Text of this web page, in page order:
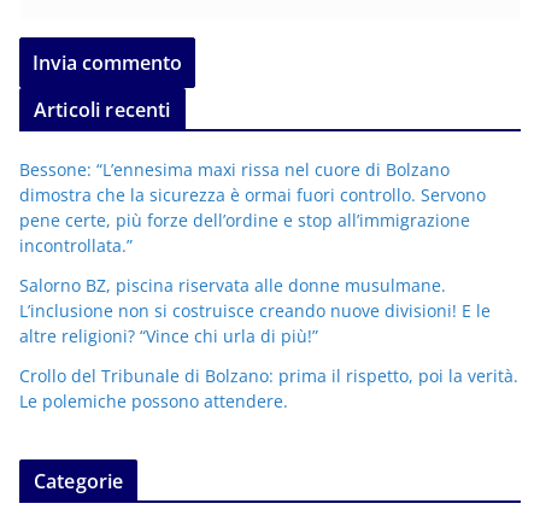
Articoli recenti
Bessone: “L’ennesima maxi rissa nel cuore di Bolzano
dimostra che la sicurezza è ormai fuori controllo. Servono
pene certe, più forze dell’ordine e stop all’immigrazione
incontrollata.”
Salorno BZ, piscina riservata alle donne musulmane.
L’inclusione non si costruisce creando nuove divisioni! E le
altre religioni? “Vince chi urla di più!”
Crollo del Tribunale di Bolzano: prima il rispetto, poi la verità.
Le polemiche possono attendere.
Categorie